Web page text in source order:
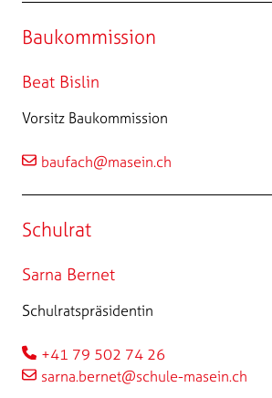
Baukommission
Beat Bislin
Vorsitz Baukommission
baufach@masein.ch
Schulrat
Sarna Bernet
Schulratspräsidentin
+41 79 502 74 26
sarna.bernet@schule-masein.ch